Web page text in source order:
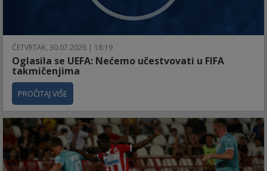
ČETVRTAK, 30.07.2026 | 18:19
Oglasila se UEFA: Nećemo učestvovati u FIFA
takmičenjima
PROČITAJ VIŠE